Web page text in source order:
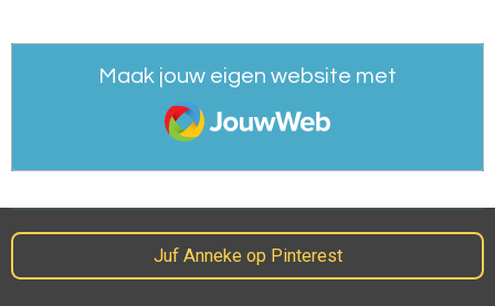
Maak jouw eigen website met
JouwWeb
Juf Anneke op Pinterest